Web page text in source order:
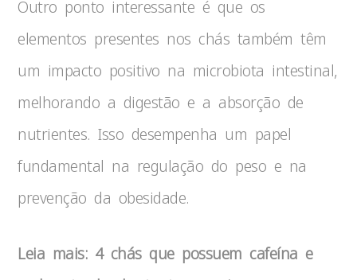
Outro ponto interessante é que os
elementos presentes nos chás também têm
um impacto positivo na microbiota intestinal,
melhorando a digestão e a absorção de
nutrientes. Isso desempenha um papel
fundamental na regulação do peso e na
prevenção da obesidade.
Leia mais: 4 chás que possuem cafeína e